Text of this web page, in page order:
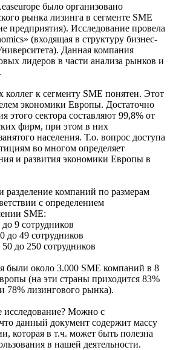
было организовано
рынка лизинга в сегменте SME
предприятия). Исследование провела
(входящая в структуру бизнес-
Данная компания
лидеров в части анализа рынков и
к сегменту SME понятен. Этот
экономики Европы. Достаточно
этого сектора составляют 99,8% от
фирм, при этом в них
населения. Т.о. вопрос доступа
во многом определяет
и развития экономики Европы в
разделение компаний по размерам
с определением
SME:
9 сотрудников
49 сотрудников
до 250 сотрудников
были около 3.000 SME компаний в 8
(на эти страны приходится 83%
78% лизингового рынка).
исследование? Можно с
данный документ содержит массу
которая в т.ч. может быть полезна
в нашей деятельности.